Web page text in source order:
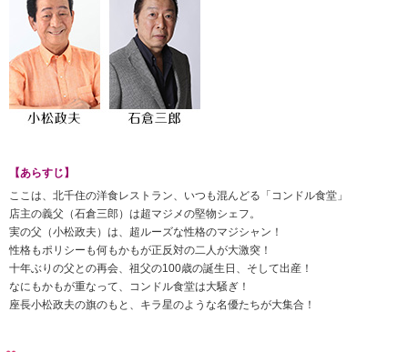
【あらすじ】
ここは、北千住の洋食レストラン、いつも混んどる「コンドル食堂」
店主の義父（石倉三郎）は超マジメの堅物シェフ。
実の父（小松政夫）は、超ルーズな性格のマジシャン！
性格もポリシーも何もかもが正反対の二人が大激突！
十年ぶりの父との再会、祖父の100歳の誕生日、そして出産！
なにもかもが重なって、コンドル食堂は大騒ぎ！
座長小松政夫の旗のもと、キラ星のような名優たちが大集合！